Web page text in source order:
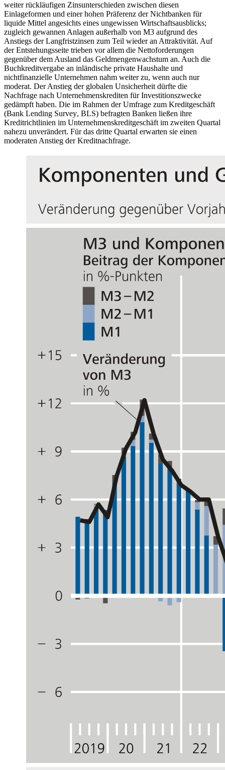
weiter rückläufigen Zinsunterschieden zwischen diesen
Einlageformen und einer hohen Präferenz der Nichtbanken für
liquide Mittel angesichts eines ungewissen Wirtschaftsausblicks;
zugleich gewannen Anlagen außerhalb von M3 aufgrund des
Anstiegs der Langfristzinsen zum Teil wieder an Attraktivität. Auf
der Entstehungsseite trieben vor allem die Nettoforderungen
gegenüber dem Ausland das Geldmengenwachstum an. Auch die
Buchkreditvergabe an inländische private Haushalte und
nichtfinanzielle Unternehmen nahm weiter zu, wenn auch nur
moderat. Der Anstieg der globalen Unsicherheit dürfte die
Nachfrage nach Unternehmenskrediten für Investitionszwecke
gedämpft haben. Die im Rahmen der Umfrage zum Kreditgeschäft
(Bank Lending Survey, BLS) befragten Banken ließen ihre
Kreditrichtlinien im Unternehmenskreditgeschäft im zweiten Quartal
nahezu unverändert. Für das dritte Quartal erwarten sie einen
moderaten Anstieg der Kreditnachfrage.